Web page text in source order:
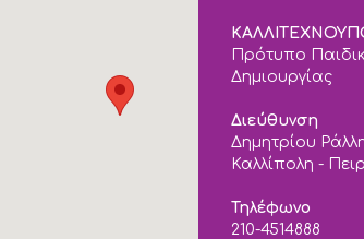
Πρότυπο
Δημιουργίας
Διεύθυνση
Δημητρίου
Καλλίπολη -
Τηλέφωνο
210-4514888